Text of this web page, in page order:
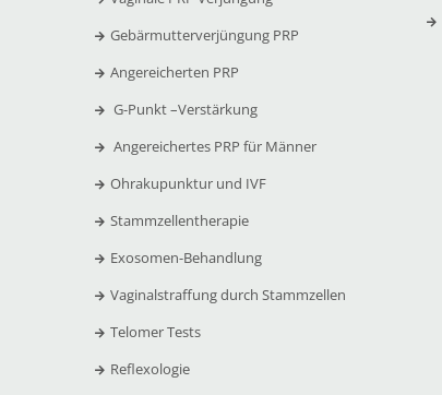
Gebärmutterverjüngung PRP
Angereicherten PRP
G-Punkt –Verstärkung
Angereichertes PRP für Männer
Ohrakupunktur und IVF
Stammzellentherapie
Exosomen-Behandlung
Vaginalstraffung durch Stammzellen
Telomer Tests
Reflexologie